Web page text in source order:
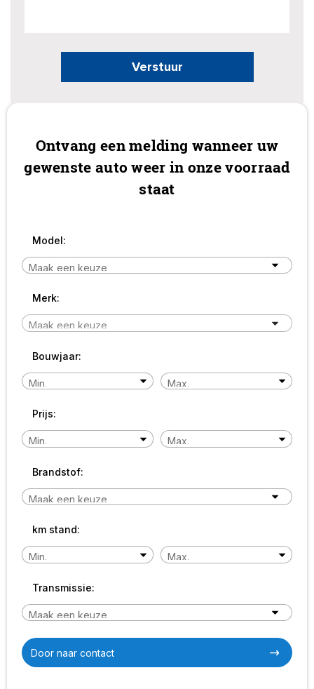
Verstuur
Ontvang een melding wanneer uw
gewenste auto weer in onze voorraad
staat
Model:
Merk:
Bouwjaar:
Prijs:
Brandstof:
km stand:
Transmissie:
Door naar contact